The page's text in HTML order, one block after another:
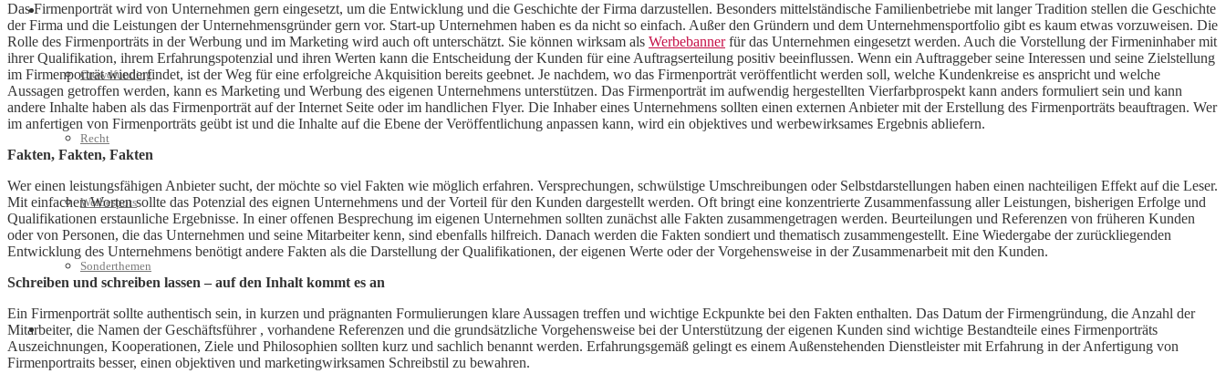
Weitere
Crowdfunding
Recht
Werbespots
Sonderthemen
Geschäftskonto eröffnen
Das Firmenporträt wird von Unternehmen gern eingesetzt, um die Entwicklung und die Geschichte der Firma darzustellen. Besonders mittelständische Familienbetriebe mit langer Tradition stellen die Geschichte
der Firma und die Leistungen der Unternehmensgründer gern vor. Start-up Unternehmen haben es da nicht so einfach. Außer den Gründern und dem Unternehmensportfolio gibt es kaum etwas vorzuweisen. Die
Rolle des Firmenporträts in der Werbung und im Marketing wird auch oft unterschätzt. Sie können wirksam als Werbebannerfür das Unternehmen eingesetzt werden. Auch die Vorstellung der Firmeninhaber mit
ihrer Qualifikation, ihrem Erfahrungspotenzial und ihren Werten kann die Entscheidung der Kunden für eine Auftragserteilung positiv beeinflussen. Wenn ein Auftraggeber seine Interessen und seine Zielstellung
im Firmenporträt wiederfindet, ist der Weg für eine erfolgreiche Akquisition bereits geebnet. Je nachdem, wo das Firmenporträt veröffentlicht werden soll, welche Kundenkreise es anspricht und welche
Aussagen getroffen werden, kann es Marketing und Werbung des eigenen Unternehmens unterstützen. Das Firmenporträt im aufwendig hergestellten Vierfarbprospekt kann anders formuliert sein und kann
andere Inhalte haben als das Firmenporträt auf der Internet Seite oder im handlichen Flyer. Die Inhaber eines Unternehmens sollten einen externen Anbieter mit der Erstellung des Firmenporträts beauftragen. Wer
im anfertigen von Firmenporträts geübt ist und die Inhalte auf die Ebene der Veröffentlichung anpassen kann, wird ein objektives und werbewirksames Ergebnis abliefern.
Fakten, Fakten, Fakten
Wer einen leistungsfähigen Anbieter sucht, der möchte so viel Fakten wie möglich erfahren. Versprechungen, schwülstige Umschreibungen oder Selbstdarstellungen haben einen nachteiligen Effekt auf die Leser.
Mit einfachen Worten sollte das Potenzial des eignen Unternehmens und der Vorteil für den Kunden dargestellt werden. Oft bringt eine konzentrierte Zusammenfassung aller Leistungen, bisherigen Erfolge und
Qualifikationen erstaunliche Ergebnisse. In einer offenen Besprechung im eigenen Unternehmen sollten zunächst alle Fakten zusammengetragen werden. Beurteilungen und Referenzen von früheren Kunden
oder von Personen, die das Unternehmen und seine Mitarbeiter kenn, sind ebenfalls hilfreich. Danach werden die Fakten sondiert und thematisch zusammengestellt. Eine Wiedergabe der zurückliegenden
Entwicklung des Unternehmens benötigt andere Fakten als die Darstellung der Qualifikationen, der eigenen Werte oder der Vorgehensweise in der Zusammenarbeit mit den Kunden.
Schreiben und schreiben lassen – auf den Inhalt kommt es an
Ein Firmenporträt sollte authentisch sein, in kurzen und prägnanten Formulierungen klare Aussagen treffen und wichtige Eckpunkte bei den Fakten enthalten. Das Datum der Firmengründung, die Anzahl der
Mitarbeiter, die Namen der Geschäftsführer , vorhandene Referenzen und die grundsätzliche Vorgehensweise bei der Unterstützung der eigenen Kunden sind wichtige Bestandteile eines Firmenporträts
Auszeichnungen, Kooperationen, Ziele und Philosophien sollten kurz und sachlich benannt werden. Erfahrungsgemäß gelingt es einem Außenstehenden Dienstleister mit Erfahrung in der Anfertigung von
Firmenportraits besser, einen objektiven und marketingwirksamen Schreibstil zu bewahren.